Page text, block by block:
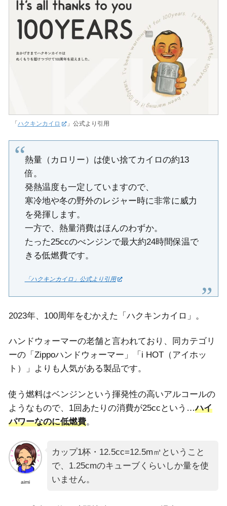
「ハクキンカイロ 」公式より引用
熱量（カロリー）は使い捨てカイロの約13
倍。
発熱温度も一定していますので、
寒冷地や冬の野外のレジャー時に非常に威力
を発揮します。
一方で、熱量消費はほんのわずか。
たった25ccのべンジンで最大約24時間保温で
きる低燃費です。
「ハクキンカイロ」公式より引用
2023年、100周年をむかえた「ハクキンカイロ」。
ハンドウォーマーの老舗と言われており、同カテゴリ
ーの「Zippoハンドウォーマー」「i HOT（アイホッ
ト）」よりも人気がある製品です。
使う燃料はベンジンという揮発性の高いアルコールの
ようなもので、1回あたりの消費が25ccという…ハイ
パワーなのに低燃費。
aimi
カップ1杯・12.5cc=12.5m㎥ということ
で、1.25cmのキューブくらいしか量を使
いません。